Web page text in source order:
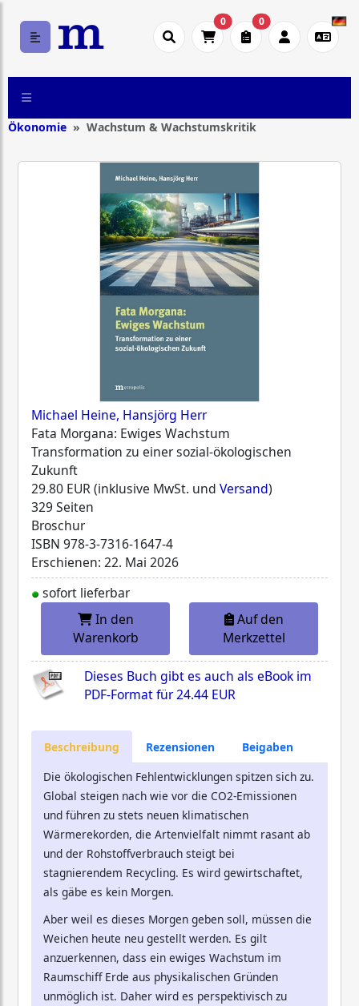
0 0
Ökonomie Wachstum & Wachstumskritik
Michael Heine, Hansjörg Herr
Fata Morgana: Ewiges Wachstum
Transformation zu einer sozial-ökologischen
Zukunft
29.80 EUR (inklusive MwSt. und Versand)
329 Seiten
Broschur
ISBN 978-3-7316-1647-4
Erschienen: 22. Mai 2026
sofort lieferbar
In den
Warenkorb
Auf den
Merkzettel
Dieses Buch gibt es auch als eBook im
PDF-Format für24.44 EUR
Beschreibung Rezensionen
Beigaben
Die ökologischen Fehlentwicklungen spitzen sich zu.
Global steigen nach wie vor die CO2-Emissionen
und führen zu stets neuen klimatischen
Wärmerekorden, die Artenvielfalt nimmt rasant ab
und der Rohstoffverbrauch steigt bei
stagnierendem Recycling. Es wird gewirtschaftet,
als gäbe es kein Morgen.
Aber weil es dieses Morgen geben soll, müssen die
Weichen heute neu gestellt werden. Es gilt
anzuerkennen, dass ein ewiges Wachstum im
Raumschiff Erde aus physikalischen Gründen
unmöglich ist. Daher wird es perspektivisch zu